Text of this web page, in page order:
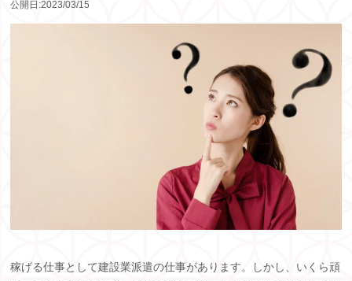
公開日:2023/03/15
稼げる仕事として建設業派遣の仕事があります。しかし、いくら頑